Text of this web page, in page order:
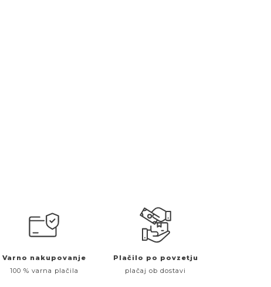
Varno nakupovanje
100 % varna plačila
Plačilo po povzetju
plačaj ob dostavi